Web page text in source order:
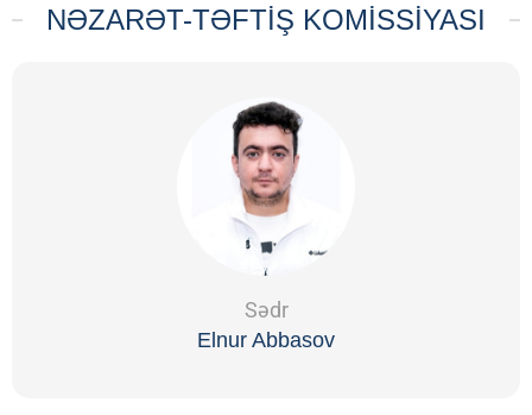
NƏZARƏT-TƏFTİŞ KOMİSSİYASI
Sədr
Elnur Abbasov